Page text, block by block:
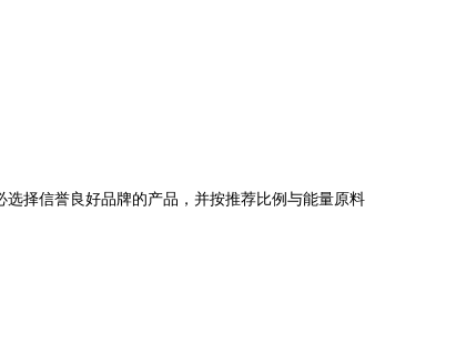
择信誉良好品牌的产品，并按推荐比例与能量原料